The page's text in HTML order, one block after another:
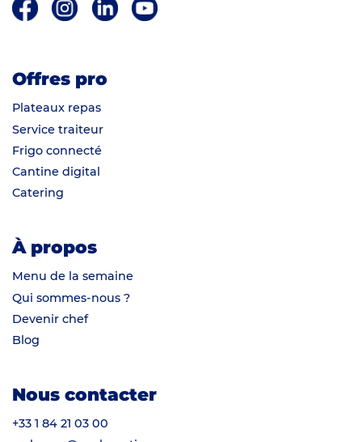
Offres pro
Plateaux repas
Service traiteur
Frigo connecté
Cantine digital
Catering
À propos
Menu de la semaine
Qui sommes-nous ?
Devenir chef
Blog
Nous contacter
+33 1 84 21 03 00